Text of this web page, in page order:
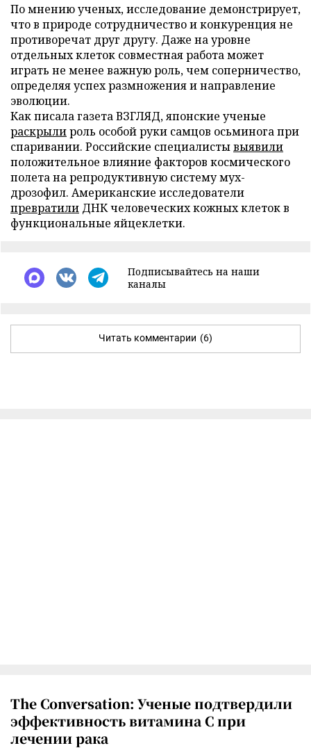
По мнению ученых, исследование демонстрирует,
что в природе сотрудничество и конкуренция не
противоречат друг другу. Даже на уровне
отдельных клеток совместная работа может
играть не менее важную роль, чем соперничество,
определяя успех размножения и направление
эволюции.
Как писала газета ВЗГЛЯД, японские ученые
раскрылироль особой руки самцов осьминога при
спаривании. Российские специалистывыявили
положительное влияние факторов космического
полета на репродуктивную систему мух-
дрозофил. Американские исследователи
превратили ДНК человеческих кожных клеток в
функциональные яйцеклетки.
Подписывайтесь на наши
каналы
Читать комментарии (6)
The Conversation: Ученые подтвердили
эффективность витамина C при
лечении рака